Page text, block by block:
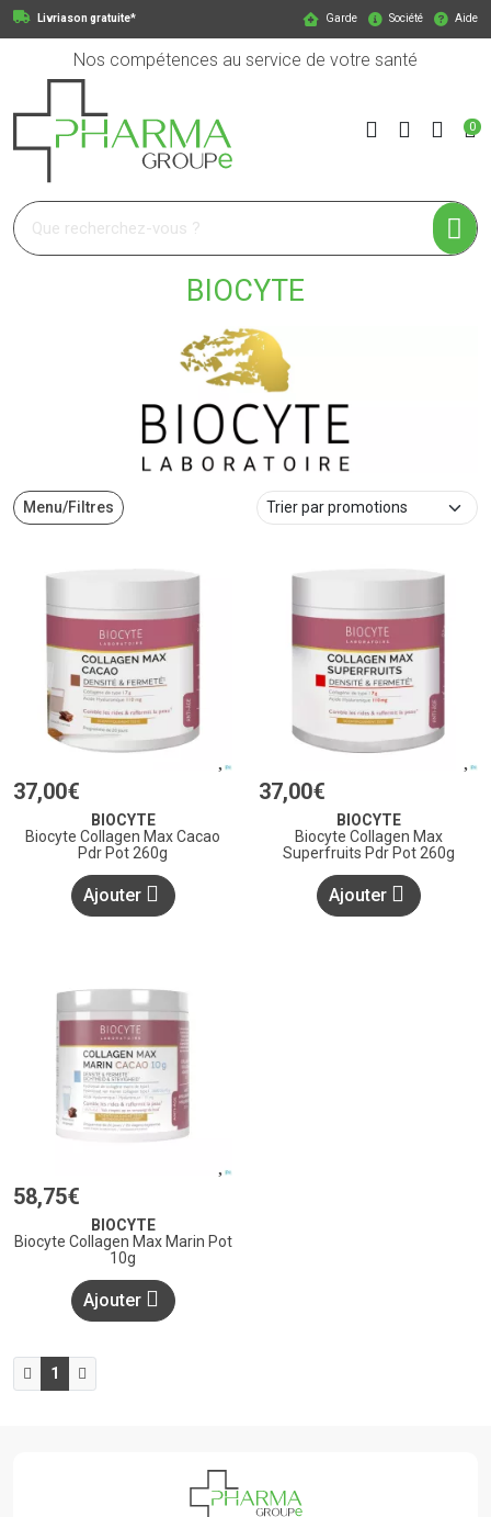
Livriason gratuite* Garde Société Aide
Nos compétences au service de votre santé
Pharmagroupe Votre pharmacie en ligne à votre service
0
BIOCYTE
Menu/Filtres
37,00€
BIOCYTE
Biocyte Collagen Max Cacao
Pdr Pot 260g
Ajouter
37,00€
BIOCYTE
Biocyte Collagen Max
Superfruits Pdr Pot 260g
Ajouter
58,75€
BIOCYTE
Biocyte Collagen Max Marin Pot
10g
Ajouter
1